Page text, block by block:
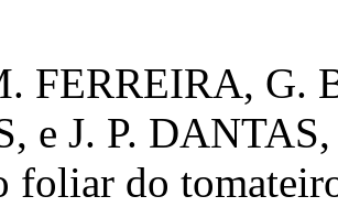
FERREIRA, G.
e J. P.
foliar do